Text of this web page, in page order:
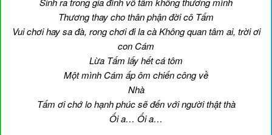
Thương thay cho thân phận đời cô Tấm
Vui chơi hay sa đà, rong chơi đi la cà Không quan tâm ai, trời ơi
con Cám
Lừa Tấm lấy hết cá tôm
Một mình Cám ấp ôm chiến công về
Nhà
Tấm ơi chớ lo hạnh phúc sẽ đến với người thật thà
Ối a… Ối a…